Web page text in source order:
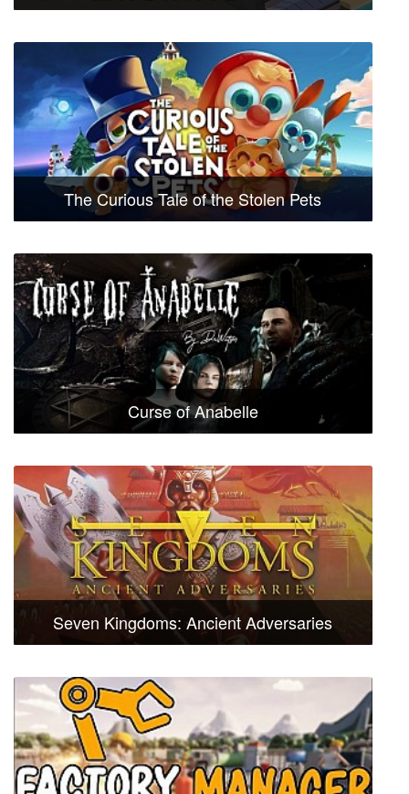
The Curious Tale of the Stolen Pets
Curse of Anabelle
Seven Kingdoms: Ancient Adversaries